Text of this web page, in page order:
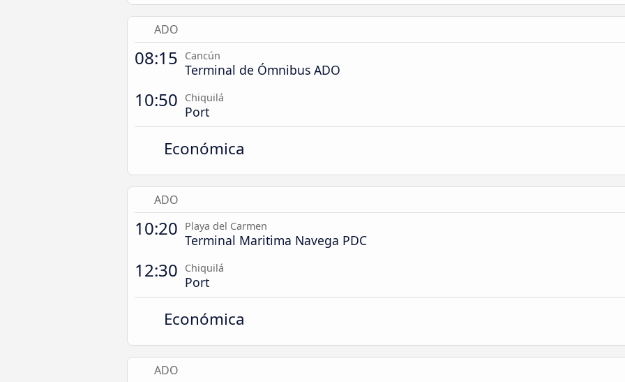
ADO
08:15 Cancún
Terminal de Ómnibus ADO
10:50 Chiquilá
Port
Económica
ADO
10:20 Playa del Carmen
Terminal Maritima Navega PDC
12:30 Chiquilá
Port
Económica
ADO